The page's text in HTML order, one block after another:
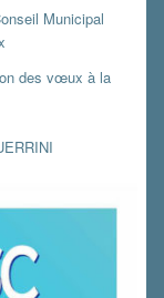
Municipal
des vœux à la